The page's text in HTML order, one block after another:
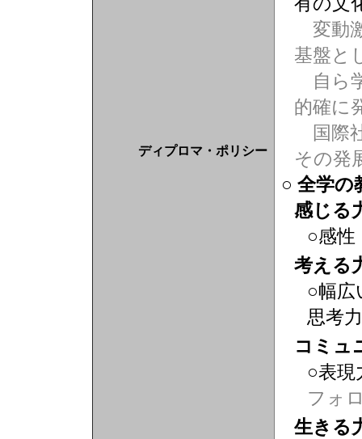
ディプロマ・ポリシー
変動
基盤と
自ら
的確に
国際
その発
○ 全学の
感じる
○感性
考える
○幅広
思考力
コミュ
○表現
フォ
生きる